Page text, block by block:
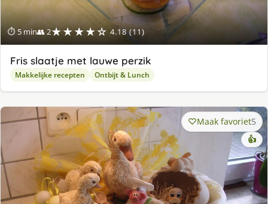
⏱ 5 min👥 2★★★★☆ 4.18 (11)
Fris slaatje met lauwe perzik
Makkelijke recepten Ontbijt & Lunch
Maak favoriet5
👍